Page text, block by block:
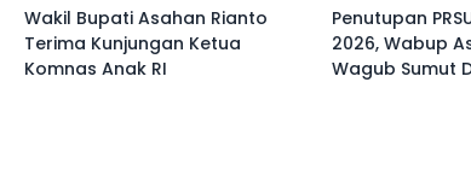
Wakil Bupati Asahan Rianto
Terima Kunjungan Ketua
Komnas Anak RI
Penutupan
2026, Wabup
Wagub Sumut